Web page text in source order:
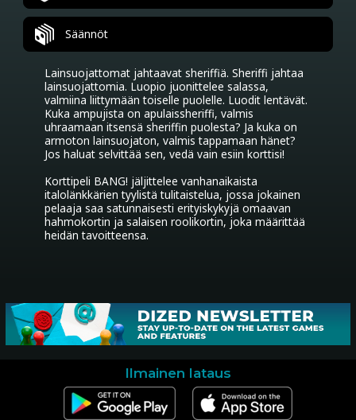
Säännöt
Lainsuojattomat jahtaavat sheriffiä. Sheriffi jahtaa
lainsuojattomia. Luopio juonittelee salassa,
valmiina liittymään toiselle puolelle. Luodit lentävät.
Kuka ampujista on apulaissheriffi, valmis
uhraamaan itsensä sheriffin puolesta? Ja kuka on
armoton lainsuojaton, valmis tappamaan hänet?
Jos haluat selvittää sen, vedä vain esiin korttisi!
Korttipeli BANG! jäljittelee vanhanaikaista
italolänkkärien tyylistä tulitaistelua, jossa jokainen
pelaaja saa satunnaisesti erityiskykyjä omaavan
hahmokortin ja salaisen roolikortin, joka määrittää
heidän tavoitteensa.
Ilmainen lataus